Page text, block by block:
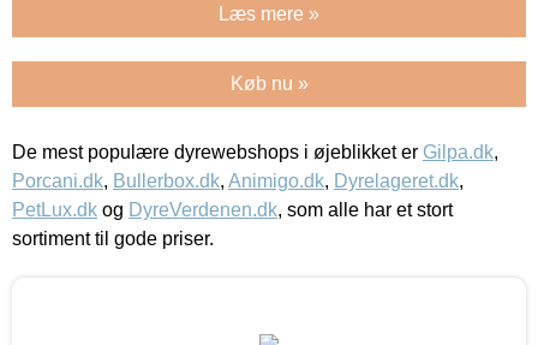
Læs mere »
Køb nu »
De mest populære dyrewebshops i øjeblikket er Gilpa.dk,
Porcani.dk, Bullerbox.dk, Animigo.dk, Dyrelageret.dk,
PetLux.dk og DyreVerdenen.dk, som alle har et stort
sortiment til gode priser.